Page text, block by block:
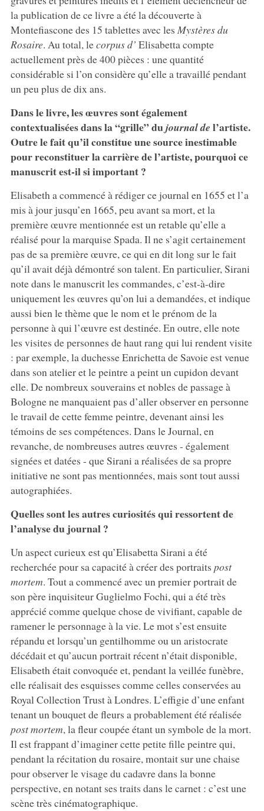
la publication de ce livre a été la découverte à
Montefiascone des 15 tablettes avec les Mystères du
Rosaire. Au total, lecorpus d’ Elisabetta compte
actuellement près de 400 pièces : une quantité
considérable si l’on considère qu’elle a travaillé pendant
un peu plus de dix ans.
Dans le livre, les œuvres sont également
contextualisées dans la “grille” dujournal de l’artiste.
Outre le fait qu’il constitue une source inestimable
pour reconstituer la carrière de l’artiste, pourquoi ce
manuscrit est-il si important ?
Elisabeth a commencé à rédiger ce journal en 1655 et l’a
mis à jour jusqu’en 1665, peu avant sa mort, et la
première œuvre mentionnée est un retable qu’elle a
réalisé pour la marquise Spada. Il ne s’agit certainement
pas de sa première œuvre, ce qui en dit long sur le fait
qu’il avait déjà démontré son talent. En particulier, Sirani
note dans le manuscrit les commandes, c’est-à-dire
uniquement les œuvres qu’on lui a demandées, et indique
aussi bien le thème que le nom et le prénom de la
personne à qui l’œuvre est destinée. En outre, elle note
les visites de personnes de haut rang qui lui rendent visite
: par exemple, la duchesse Enrichetta de Savoie est venue
dans son atelier et le peintre a peint un cupidon devant
elle. De nombreux souverains et nobles de passage à
Bologne ne manquaient pas d’aller observer en personne
le travail de cette femme peintre, devenant ainsi les
témoins de ses compétences. Dans le Journal, en
revanche, de nombreuses autres œuvres - également
signées et datées - que Sirani a réalisées de sa propre
initiative ne sont pas mentionnées, mais sont tout aussi
autographiées.
Quelles sont les autres curiosités qui ressortent de
l’analyse du journal ?
Un aspect curieux est qu’Elisabetta Sirani a été
recherchée pour sa capacité à créer des portraits post
mortem. Tout a commencé avec un premier portrait de
son père inquisiteur Guglielmo Fochi, qui a été très
apprécié comme quelque chose de vivifiant, capable de
ramener le personnage à la vie. Le mot s’est ensuite
répandu et lorsqu’un gentilhomme ou un aristocrate
décédait et qu’aucun portrait récent n’était disponible,
Elisabeth était convoquée et, pendant la veillée funèbre,
elle réalisait des esquisses comme celles conservées au
Royal Collection Trust à Londres. L’effigie d’une enfant
tenant un bouquet de fleurs a probablement été réalisée
post mortem, la fleur coupée étant un symbole de la mort.
Il est frappant d’imaginer cette petite fille peintre qui,
pendant la récitation du rosaire, montait sur une chaise
pour observer le visage du cadavre dans la bonne
perspective, en notant ses traits dans le carnet : c’est une
scène très cinématographique.